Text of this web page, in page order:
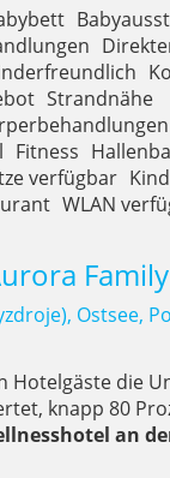
Strandnähe
Fitness
verfügbar
WLAN
Ostsee,
Hotelgäste die
knapp 80
an